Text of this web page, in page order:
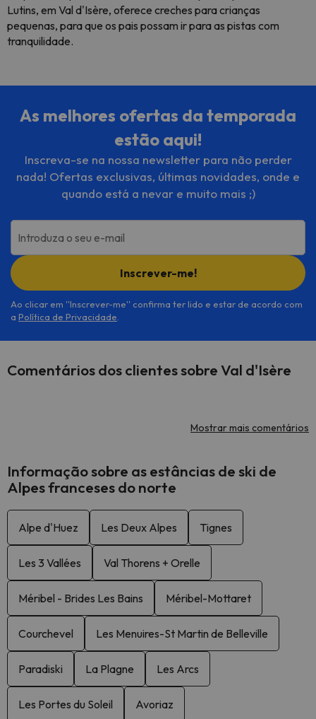
Lutins, em Val d'Isère, oferece creches para crianças
pequenas, para que os pais possam ir para as pistas com
tranquilidade.
As melhores ofertas da temporada
estão aqui!
Inscreva-se na nossa newsletter para não perder
nada! Ofertas exclusivas, últimas novidades, onde e
quando está a nevar e muito mais ;)
Introduza o seu e-mail
Inscrever-me!
Ao clicar em ''Inscrever-me'' confirma ter lido e estar de acordo com
a Política de Privacidade
Comentários dos clientes sobre Val d'Isère
Mostrar mais comentários
Informação sobre as estâncias de ski de
Alpes franceses do norte
Alpe d'Huez Les Deux Alpes Tignes
Les 3 Vallées Val Thorens + Orelle
Méribel - Brides Les Bains Méribel-Mottaret
Courchevel Les Menuires-St Martin de Belleville
Paradiski La Plagne Les Arcs
Les Portes du Soleil Avoriaz